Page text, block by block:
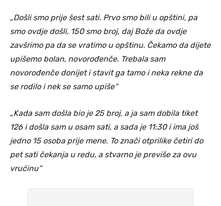
„Došli smo prije šest sati. Prvo smo bili u opštini, pa
smo ovdje došli, 150 smo broj, daj Bože da ovdje
zavšrimo pa da se vratimo u opštinu. Čekamo da dijete
upišemo bolan, novorođenče. Trebala sam
novorođenče donijet i stavit ga tamo i neka rekne da
se rodilo i nek se samo upiše“
„Kada sam došla bio je 25 broj, a ja sam dobila tiket
126 i došla sam u osam sati, a sada je 11:30 i ima još
jedno 15 osoba prije mene. To znači otprilike četiri do
pet sati čekanja u redu, a stvarno je previše za ovu
vrućinu“